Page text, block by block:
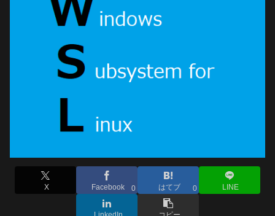
X Facebook 0 はてブ 0 LINE